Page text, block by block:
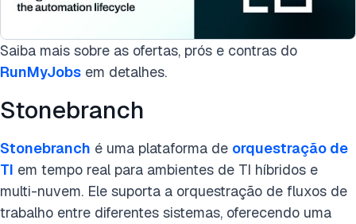
Saiba mais sobre as ofertas, prós e contras do
RunMyJobs em detalhes.
Stonebranch
Stonebranch é uma plataforma de orquestração de
TI em tempo real para ambientes de TI híbridos e
multi-nuvem. Ele suporta a orquestração de fluxos de
trabalho entre diferentes sistemas, oferecendo uma